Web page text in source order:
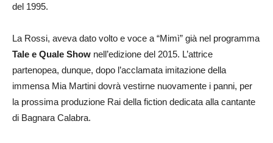
del 1995.
La Rossi, aveva dato volto e voce a “Mimì” già nel programma
Tale e Quale Show nell’edizione del 2015. L’attrice
partenopea, dunque, dopo l’acclamata imitazione della
immensa Mia Martini dovrà vestirne nuovamente i panni, per
la prossima produzione Rai della fiction dedicata alla cantante
di Bagnara Calabra.